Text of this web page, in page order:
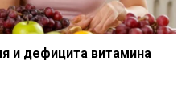
и дефицита витамина